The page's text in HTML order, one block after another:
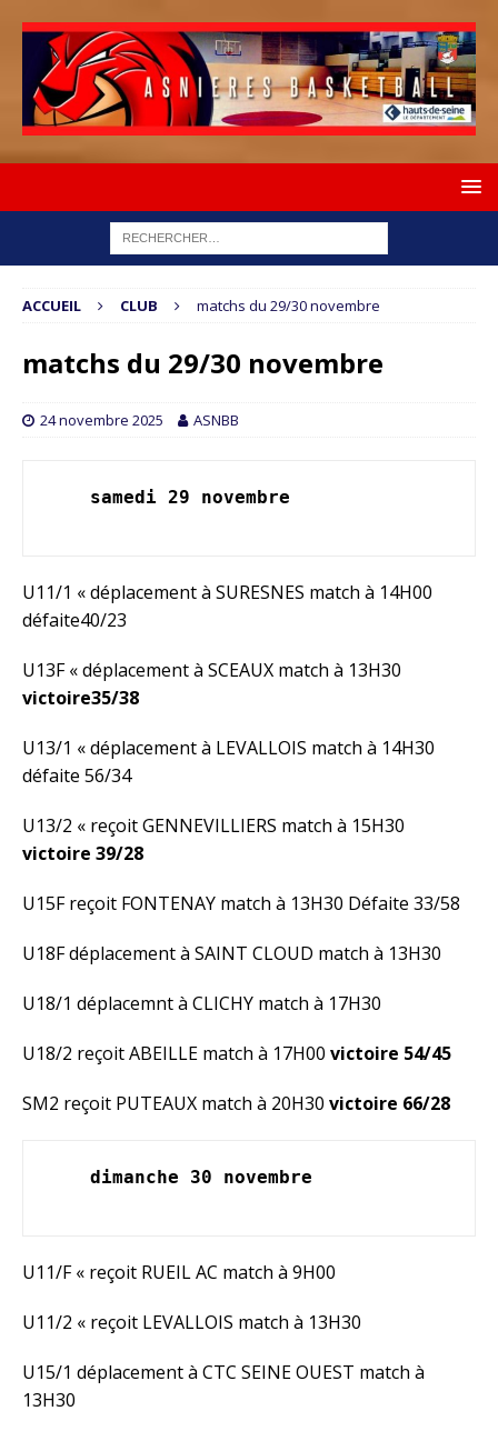
ACCUEIL CLUB matchs du 29/30 novembre
matchs du 29/30 novembre
24 novembre 2025 ASNBB
samedi 29 novembre
U11/1 « déplacement à SURESNES match à 14H00
défaite40/23
U13F « déplacement à SCEAUX match à 13H30
victoire35/38
U13/1 « déplacement à LEVALLOIS match à 14H30
défaite 56/34
U13/2 « reçoit GENNEVILLIERS match à 15H30
victoire 39/28
U15F reçoit FONTENAY match à 13H30 Défaite 33/58
U18F déplacement à SAINT CLOUD match à 13H30
U18/1 déplacemnt à CLICHY match à 17H30
U18/2 reçoit ABEILLE match à 17H00 victoire 54/45
SM2 reçoit PUTEAUX match à 20H30 victoire 66/28
U11/F « reçoit RUEIL AC match à 9H00
U11/2 « reçoit LEVALLOIS match à 13H30
U15/1 déplacement à CTC SEINE OUEST match à
13H30